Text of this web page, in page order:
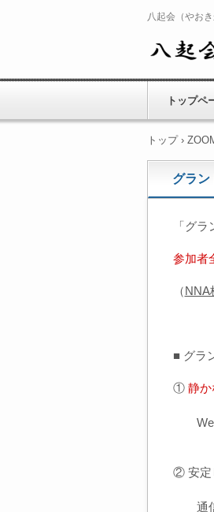
八起会（やお
トップペ
トップ ›
グラン
「グ
参加者
（NNA
■ グラ
① 静か
Web
② 安定
通信